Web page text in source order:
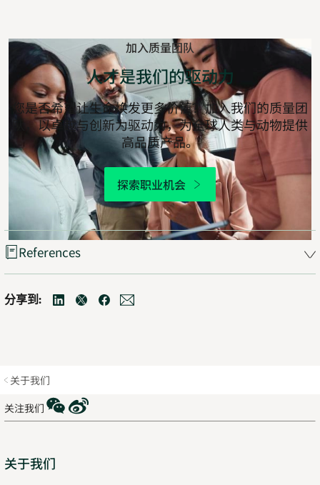
加入质量团队
人才是我们的驱动力
您是否希望让生命焕发更多价值？加入我们的质量团
队，以卓越与创新为驱动力，为全球人类与动物提供
高品质产品。
探索职业机会
References
分享到: linkedin
Openstwitter
Opensfacebook
Opens
mail
Opens
关于我们
关注我们
WeChat
Weibo
Sitemap
关于我们